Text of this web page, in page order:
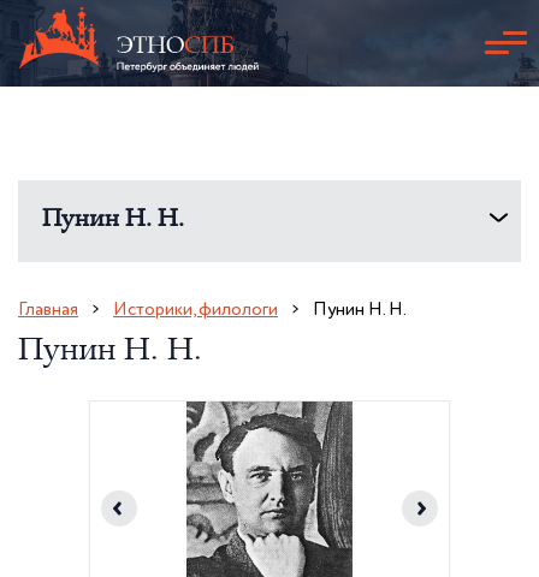
Пунин Н. Н.
Главная Историки, филологи Пунин Н. Н.
Пунин Н. Н.